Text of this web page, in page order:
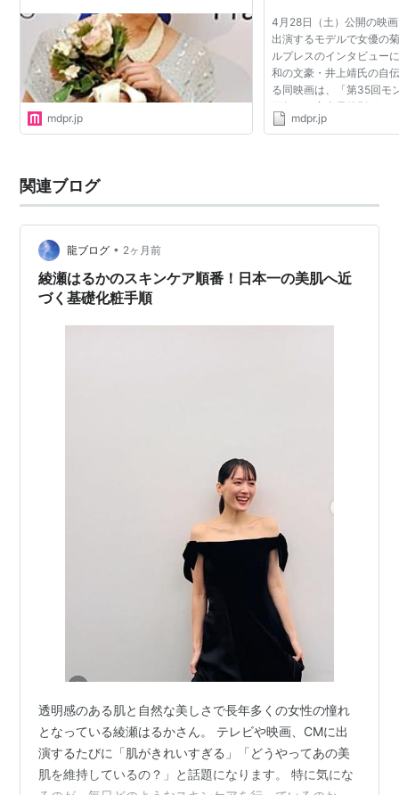
mdpr.jp
4月28日（土）公開の映
出演するモデルで女優の
ルプレスのインタビュー
和の文豪・井上靖氏の自
る同映画は、「第35回モ
画祭」で審査員特別グラ
の絆を描いた作品で、役
mdpr.jp
関連ブログ
龍ブログ • 2ヶ月前
綾瀬はるかのスキンケア順番！日本一の美肌へ近
づく基礎化粧手順
透明感のある肌と自然な美しさで長年多くの女性の憧れ
となっている綾瀬はるかさん。 テレビや映画、CMに出
演するたびに「肌がきれいすぎる」「どうやってあの美
肌を維持しているの？」と話題になります。 特に気にな